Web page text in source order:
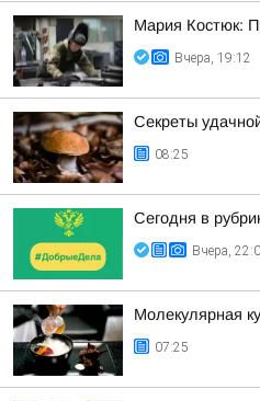
Мария Костюк:
Вчера, 19:12
Секреты
08:25
Сегодня в
Вчера,
Молекулярная
07:25